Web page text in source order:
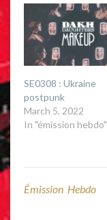
i
o
w
)
w
i
n
d
o
w
SE0308 : Ukraine
postpunk
March 5, 2022
In "émission hebdo"
Émission Hebdo